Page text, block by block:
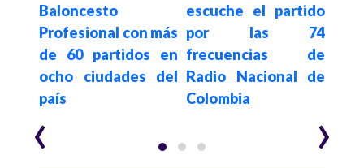
Baloncesto
Profesional con más
de 60 partidos en
ocho ciudades del
país
escuche el partido
por las 74
frecuencias de
Radio Nacional de
Colombia
‹ ›